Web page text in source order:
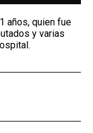
años, quien fue
y varias